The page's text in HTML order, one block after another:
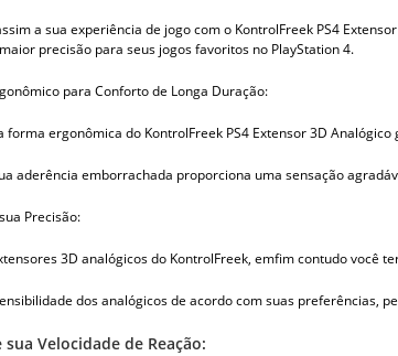
a sua experiência de jogo com o KontrolFreek PS4
precisão para seus jogos favoritos no PlayStation 4.
para Conforto de Longa Duração:
forma ergonômica do KontrolFreek PS4 Extensor 3D
aderência emborrachada proporciona uma sensação
Precisão:
3D analógicos do KontrolFreek, emfim contudo você
dos analógicos de acordo com suas preferências,
Velocidade de Reação: